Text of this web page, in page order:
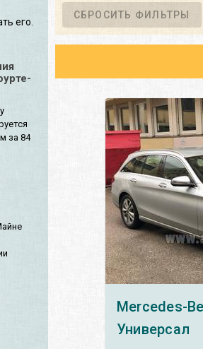
его.
за 84
СБРОСИТЬ ФИЛЬТРЫ
Mercedes-
Универсал